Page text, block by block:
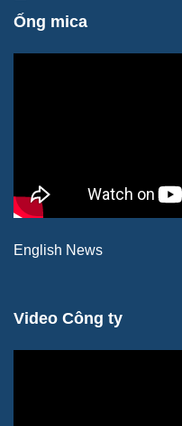
Ống mica
English News
Video Công ty